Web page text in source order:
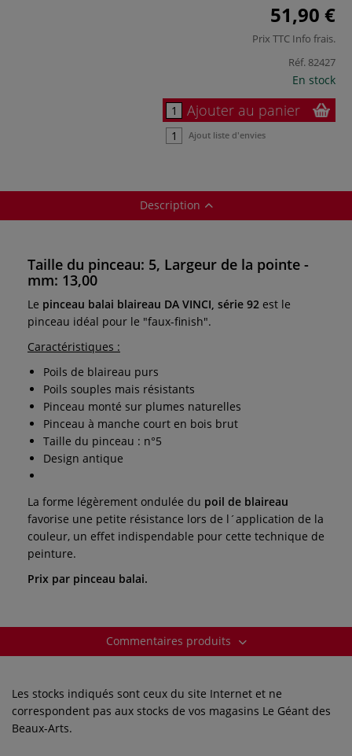
51,90 €
Prix TTC Info frais.
Réf. 82427
En stock
Ajouter au panier
Ajout liste d'envies
Description
Taille du pinceau: 5, Largeur de la pointe -
mm: 13,00
Le pinceau balai blaireau DA VINCI, série 92 est le
pinceau idéal pour le "faux-finish".
Caractéristiques :
Poils de blaireau purs
Poils souples mais résistants
Pinceau monté sur plumes naturelles
Pinceau à manche court en bois brut
Taille du pinceau : n°5
Design antique
La forme légèrement ondulée du poil de blaireau
favorise une petite résistance lors de l´application de la
couleur, un effet indispendable pour cette technique de
peinture.
Prix par pinceau balai.
Commentaires produits
Les stocks indiqués sont ceux du site Internet et ne
correspondent pas aux stocks de vos magasins Le Géant des
Beaux-Arts.